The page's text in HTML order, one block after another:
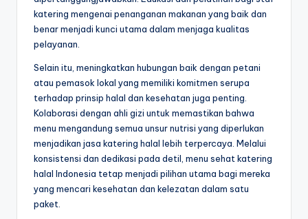
katering mengenai penanganan makanan yang baik dan
benar menjadi kunci utama dalam menjaga kualitas
pelayanan.
Selain itu, meningkatkan hubungan baik dengan petani
atau pemasok lokal yang memiliki komitmen serupa
terhadap prinsip halal dan kesehatan juga penting.
Kolaborasi dengan ahli gizi untuk memastikan bahwa
menu mengandung semua unsur nutrisi yang diperlukan
menjadikan jasa katering halal lebih terpercaya. Melalui
konsistensi dan dedikasi pada detil, menu sehat katering
halal Indonesia tetap menjadi pilihan utama bagi mereka
yang mencari kesehatan dan kelezatan dalam satu
paket.